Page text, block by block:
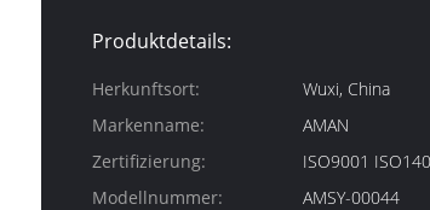
Produktdetails:
Herkunftsort:
Wuxi, China
Markenname:
AMAN
Zertifizierung:
ISO9001
Modellnummer:
AMSY-00044